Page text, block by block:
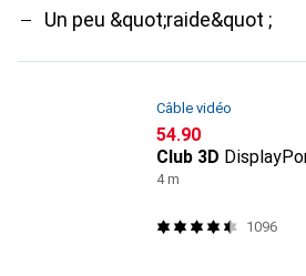
Un peu &quot;raide&quot ;
Câble vidéo
CHF
54.90
Club 3D
4 m
1096